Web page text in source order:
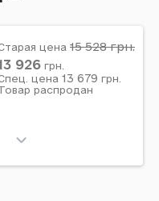
цена 15 528грн.
926 грн.
цена 13 679 грн.
распродан